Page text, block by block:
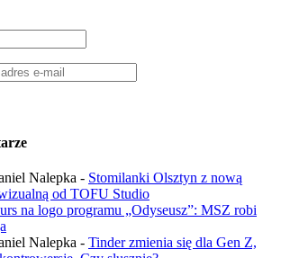
Nalepka - Stomilanki Olsztyn z nową
od TOFU Studio
na logo programu „Odyseusz”: MSZ robi
Nalepka - Tinder zmienia się dla Gen Z,